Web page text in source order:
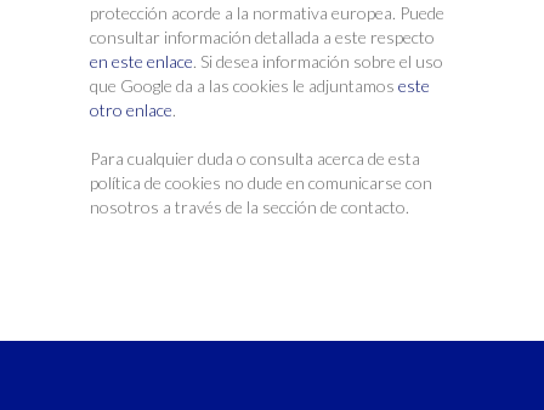
protección acorde a la normativa europea. Puede
consultar información detallada a este respecto
en este enlace. Si desea información sobre el uso
que Google da a las cookies le adjuntamos este
otro enlace.
Para cualquier duda o consulta acerca de esta
política de cookies no dude en comunicarse con
nosotros a través de la sección de contacto.